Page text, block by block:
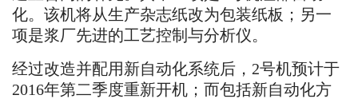
化。该机将从生产杂志纸改为包装纸板；另一
项是浆厂先进的工艺控制与分析仪。
经过改造并配用新自动化系统后， 2号机预计于
2016年第二季度重新开机；而包括新自动化方